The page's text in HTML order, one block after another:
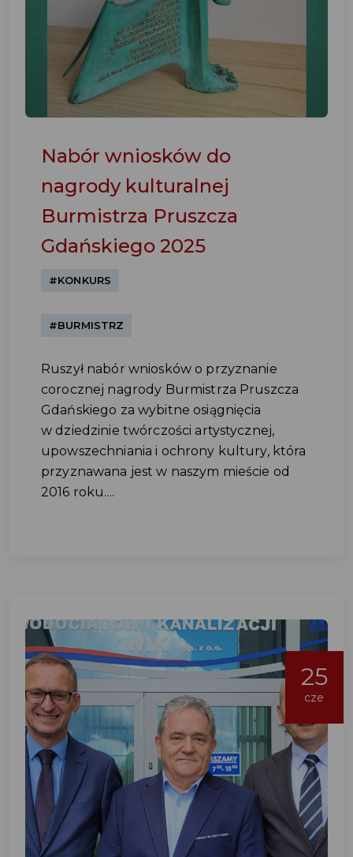
Nabór wniosków do
nagrody kulturalnej
Burmistrza Pruszcza
Gdańskiego 2025
#KONKURS
#BURMISTRZ
Ruszył nabór wniosków o przyznanie
corocznej nagrody Burmistrza Pruszcza
Gdańskiego za wybitne osiągnięcia
w dziedzinie twórczości artystycznej,
upowszechniania i ochrony kultury, która
przyznawana jest w naszym mieście od
2016 roku....
25
cze